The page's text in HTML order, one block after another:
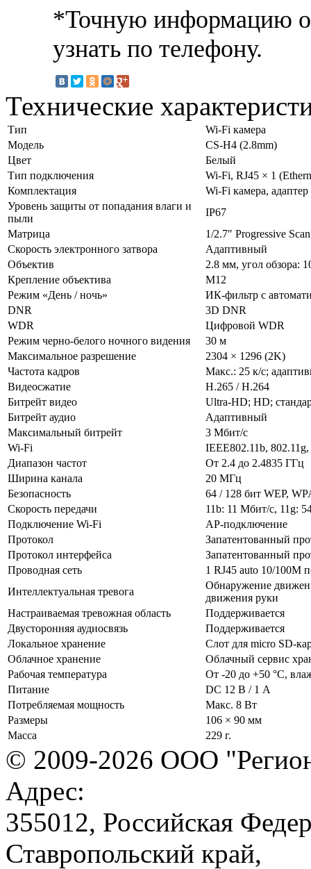
*Точную информацию
узнать по телефону.
Технические
Тип
Wi-Fi камера
Модель
CS-H4 (2.8mm)
Цвет
Белый
Тип подключения
Wi-Fi, RJ45 × 1
Комплектация
Wi-Fi камера,
Уровень защиты от попадания влаги и
пыли
IP67
Матрица
1/2.7″ Progressive
Скорость электронного затвора
Адаптивный
Объектив
2.8 мм, угол обзора:
Крепление объектива
M12
Режим «День / ночь»
ИК-фильтр с
DNR
3D DNR
WDR
Цифровой WDR
Режим черно-белого ночного видения
30 м
Максимальное разрешение
2304 × 1296 (2K)
Частота кадров
Макс.: 25 к/с;
Видеосжатие
H.265 / H.264
Битрейт видео
Ultra-HD; HD;
Битрейт аудио
Адаптивный
Максимальный битрейт
3 Мбит/с
Wi-Fi
IEEE802.11b,
Диапазон частот
От 2.4 до 2.4835 ГГц
Ширина канала
20 МГц
Безопасность
64 / 128 бит WEP,
Скорость передачи
11b: 11 Мбит/с, 11g:
Подключение Wi-Fi
AP-подключение
Протокол
Запатентованный
Протокол интерфейса
Запатентованный
Проводная сеть
1 RJ45 auto 10/100M
Интеллектуальная тревога
Обнаружение
движения руки
Настраиваемая тревожная область
Поддерживается
Двусторонняя аудиосвязь
Поддерживается
Локальное хранение
Слот для micro SD-
Облачное хранение
Облачный сервис
Рабочая температура
От -20 до +50 °C,
Питание
DC 12 В / 1 A
Потребляемая мощность
Макс. 8 Вт
Размеры
106 × 90 мм
Масса
229 г.
© 2009-2026 ООО
Адрес:
355012, Российская
Ставропольский край,